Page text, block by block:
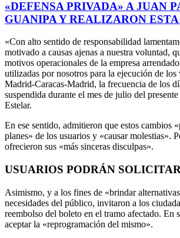
«DEFENSA PRIVADA» A JUAN
GUANIPA Y REALIZARON
«Con alto sentido de responsabilidad
motivado a causas ajenas a nuestra voluntad,
motivos operacionales de la empresa
utilizadas por nosotros para la ejecución de los
Madrid-Caracas-Madrid, la frecuencia de los
suspendida durante el mes de julio del
Estelar.
En ese sentido, admitieron que estos cambios
planes» de los usuarios y «causar molestias».
ofrecieron sus «más sinceras disculpas».
USUARIOS PODRÁN
Asimismo, y a los fines de «brindar
necesidades del público, invitaron a los
reembolso del boleto en el tramo afectado. En
aceptar la «reprogramación del mismo».